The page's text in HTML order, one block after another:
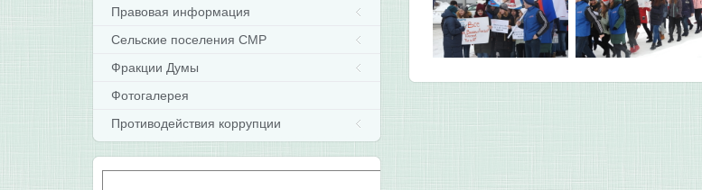
Правовая информация
Сельские поселения СМР
Фракции Думы
Фотогалерея
Противодействия коррупции